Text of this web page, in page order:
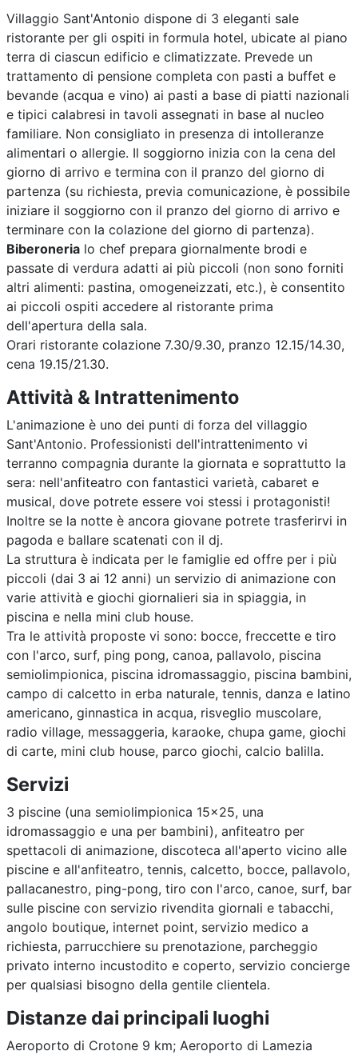
Villaggio Sant'Antonio dispone di 3 eleganti sale
ristorante per gli ospiti in formula hotel, ubicate al piano
terra di ciascun edificio e climatizzate. Prevede un
trattamento di pensione completa con pasti a buffet e
bevande (acqua e vino) ai pasti a base di piatti nazionali
e tipici calabresi in tavoli assegnati in base al nucleo
familiare. Non consigliato in presenza di intolleranze
alimentari o allergie. Il soggiorno inizia con la cena del
giorno di arrivo e termina con il pranzo del giorno di
partenza (su richiesta, previa comunicazione, è possibile
iniziare il soggiorno con il pranzo del giorno di arrivo e
terminare con la colazione del giorno di partenza).
Biberoneria lo chef prepara giornalmente brodi e
passate di verdura adatti ai più piccoli (non sono forniti
altri alimenti: pastina, omogeneizzati, etc.), è consentito
ai piccoli ospiti accedere al ristorante prima
dell'apertura della sala.
Orari ristorante colazione 7.30/9.30, pranzo 12.15/14.30,
cena 19.15/21.30.
Attività & Intrattenimento
L'animazione è uno dei punti di forza del villaggio
Sant'Antonio. Professionisti dell'intrattenimento vi
terranno compagnia durante la giornata e soprattutto la
sera: nell'anfiteatro con fantastici varietà, cabaret e
musical, dove potrete essere voi stessi i protagonisti!
Inoltre se la notte è ancora giovane potrete trasferirvi in
pagoda e ballare scatenati con il dj.
La struttura è indicata per le famiglie ed offre per i più
piccoli (dai 3 ai 12 anni) un servizio di animazione con
varie attività e giochi giornalieri sia in spiaggia, in
piscina e nella mini club house.
Tra le attività proposte vi sono: bocce, freccette e tiro
con l'arco, surf, ping pong, canoa, pallavolo, piscina
semiolimpionica, piscina idromassaggio, piscina bambini,
campo di calcetto in erba naturale, tennis, danza e latino
americano, ginnastica in acqua, risveglio muscolare,
radio village, messaggeria, karaoke, chupa game, giochi
di carte, mini club house, parco giochi, calcio balilla.
Servizi
3 piscine (una semiolimpionica 15x25, una
idromassaggio e una per bambini), anfiteatro per
spettacoli di animazione, discoteca all'aperto vicino alle
piscine e all'anfiteatro, tennis, calcetto, bocce, pallavolo,
pallacanestro, ping-pong, tiro con l'arco, canoe, surf, bar
sulle piscine con servizio rivendita giornali e tabacchi,
angolo boutique, internet point, servizio medico a
richiesta, parrucchiere su prenotazione, parcheggio
privato interno incustodito e coperto, servizio concierge
per qualsiasi bisogno della gentile clientela.
Distanze dai principali luoghi
Aeroporto di Crotone 9 km; Aeroporto di Lamezia